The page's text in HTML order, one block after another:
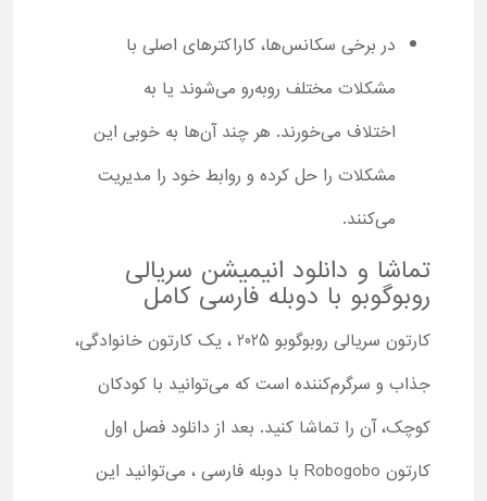
در برخی سکانس‌ها، کاراکترهای اصلی با
مشکلات مختلف روبه‌رو می‌شوند یا به
اختلاف می‌خورند. هر چند آن‌ها به ‌خوبی این
مشکلات را حل کرده و روابط خود را مدیریت
می‌کنند.
تماشا و دانلود انیمیشن سریالی
روبوگوبو با دوبله فارسی کامل
کارتون سریالی روبوگوبو 2025 ، یک کارتون خانوادگی،
جذاب و سرگرم‌کننده است که می‌توانید با کودکان
کوچک، آن را تماشا کنید. بعد از دانلود فصل اول
کارتون Robogobo با دوبله فارسی ، می‌توانید این